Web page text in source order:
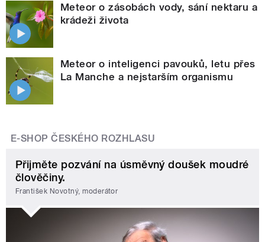
Meteor o zásobách vody, sání nektaru a
krádeži života
Meteor o inteligenci pavouků, letu přes
La Manche a nejstarším organismu
E-SHOP ČESKÉHO ROZHLASU
Přijměte pozvání na úsměvný doušek moudré
člověčiny.
František Novotný, moderátor